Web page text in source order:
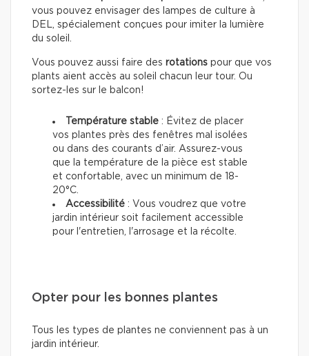
vous pouvez envisager des lampes de culture à
DEL, spécialement conçues pour imiter la lumière
du soleil.
Vous pouvez aussi faire des rotations pour que vos
plants aient accès au soleil chacun leur tour. Ou
sortez-les sur le balcon!
Température stable : Évitez de placer
vos plantes près des fenêtres mal isolées
ou dans des courants d’air. Assurez-vous
que la température de la pièce est stable
et confortable, avec un minimum de 18-
20°C.
Accessibilité : Vous voudrez que votre
jardin intérieur soit facilement accessible
pour l'entretien, l'arrosage et la récolte.
Opter pour les bonnes plantes
Tous les types de plantes ne conviennent pas à un
jardin intérieur.